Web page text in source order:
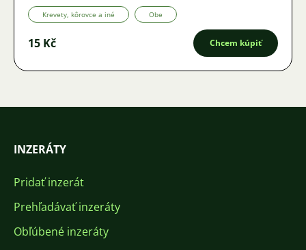
Krevety, kôrovce a iné Obe
15 Kč Chcem kúpiť
INZERÁTY
Pridať inzerát
Prehľadávať inzeráty
Obľúbené inzeráty